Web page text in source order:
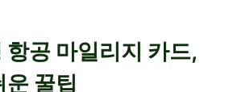
항공 마일리지 카드,
운 꿀팁